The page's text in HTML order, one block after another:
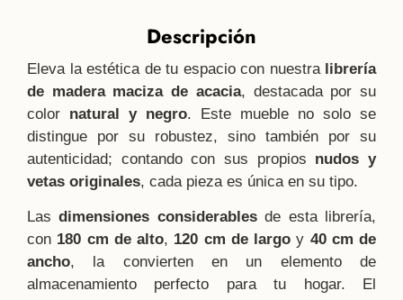
Descripción
Eleva la estética de tu espacio con nuestra librería
de madera maciza de acacia, destacada por su
color natural y negro. Este mueble no solo se
distingue por su robustez, sino también por su
autenticidad; contando con sus propios nudos y
vetas originales, cada pieza es única en su tipo.
Lasdimensiones considerablesde esta librería,
con 180 cm de alto, 120 cm de largo y 40 cm de
ancho, la convierten en un elemento de
almacenamiento perfecto para tu hogar. El